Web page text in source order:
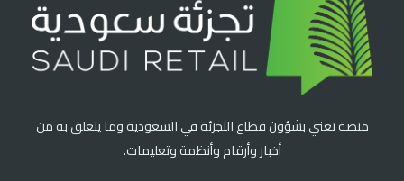
منصة تعني بشؤون قطاع التجزئة في السعودية وما يتعلق به من
أخبار وأرقام وأنظمة وتعليمات.